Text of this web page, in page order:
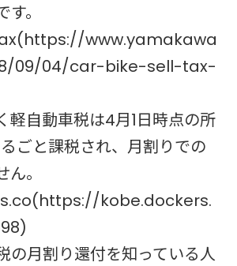
。
www.yamakawa
09/04/car-bike-sell-tax-
軽自動車税は4月1日時点の所
ごと課税され、月割りでの
。
kobe.dockers.
の月割り還付を知っている人